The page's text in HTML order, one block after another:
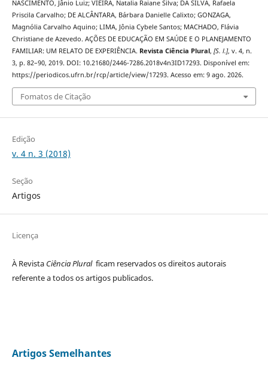
NASCIMENTO, Jânio Luiz; VIEIRA, Natalia Raiane Silva; DA SILVA, Rafaela
Priscila Carvalho; DE ALCÂNTARA, Bárbara Danielle Calixto; GONZAGA,
Magnólia Carvalho Aquino; LIMA, Jônia Cybele Santos; MACHADO, Flávia
Christiane de Azevedo. AÇÕES DE EDUCAÇÃO EM SAÚDE E O PLANEJAMENTO
FAMILIAR: UM RELATO DE EXPERIÊNCIA. Revista Ciência Plural, [S. l.], v. 4, n.
3, p. 82–90, 2019. DOI: 10.21680/2446-7286.2018v4n3ID17293. Disponível em:
https://periodicos.ufrn.br/rcp/article/view/17293. Acesso em: 9 ago. 2026.
Fomatos de Citação
Edição
v. 4 n. 3 (2018)
Seção
Artigos
Licença
À Revista Ciência Plural ficam reservados os direitos autorais
referente a todos os artigos publicados.
Artigos Semelhantes